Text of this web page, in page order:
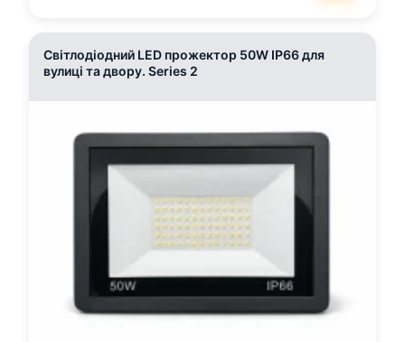
Світлодіодний LED прожектор 50W IP66 для
вулиці та двору. Series 2